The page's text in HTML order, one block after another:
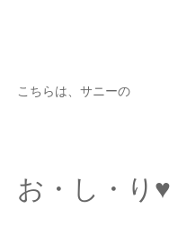
こちらは、サニーの
お・し・り♥